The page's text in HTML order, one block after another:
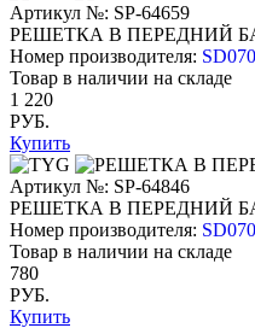
Артикул №: SP-64659
РЕШЕТКА В ПЕРЕДНИЙ
Номер производителя:
Товар в наличии на складе
1 220
РУБ.
Купить
Артикул №: SP-64846
РЕШЕТКА В ПЕРЕДНИЙ
Номер производителя:
Товар в наличии на складе
780
РУБ.
Купить